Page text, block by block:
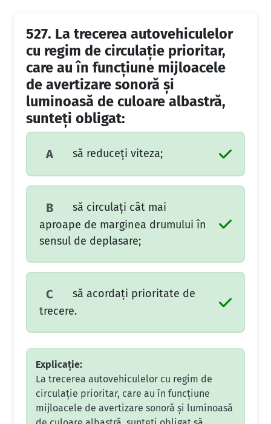
527. La trecerea autovehiculelor
cu regim de circulaţie prioritar,
care au în funcţiune mijloacele
de avertizare sonoră şi
luminoasă de culoare albastră,
sunteţi obligat:
A să reduceţi viteza;
B
să circulaţi cât mai
aproape de marginea drumului în
sensul de deplasare;
C
să acordaţi prioritate de
trecere.
Explicație:
La trecerea autovehiculelor cu regim de
circulaţie prioritar, care au în funcţiune
mijloacele de avertizare sonoră şi luminoasă